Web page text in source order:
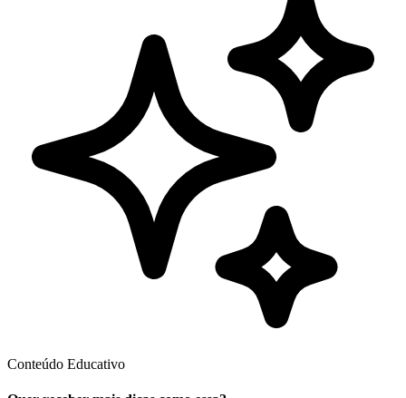
Conteúdo Educativo